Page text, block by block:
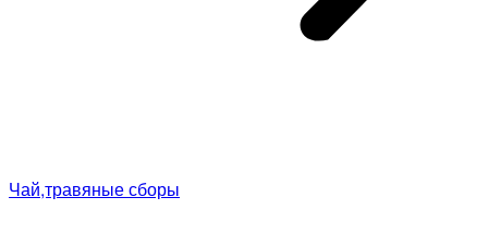
Чай,травяные сборы